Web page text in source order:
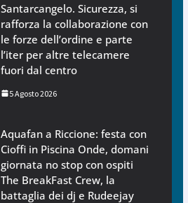
Santarcangelo. Sicurezza, si
rafforza la collaborazione con
le forze dell’ordine e parte
l’iter per altre telecamere
fuori dal centro
5 Agosto 2026
Aquafan a Riccione: festa con
Cioffi in Piscina Onde, domani
giornata no stop con ospiti
The BreakFast Crew, la
battaglia dei dj e Rudeejay